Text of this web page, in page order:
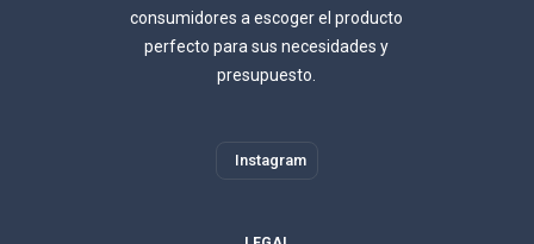
consumidores a escoger el producto
perfecto para sus necesidades y
presupuesto.
Instagram